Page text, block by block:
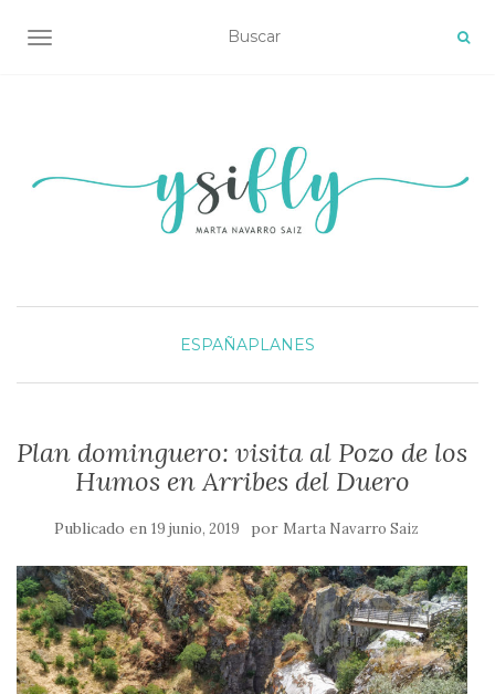
ALTERNAR NAVEGACIÓN
ESPAÑAPLANES
Plan dominguero: visita al Pozo de los
Humos en Arribes del Duero
Publicado en 19 junio, 2019 por Marta Navarro Saiz